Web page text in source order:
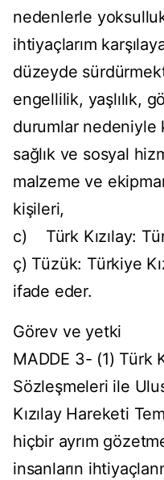
nedenlerle
ihtiyaçlarım
düzeyde
engellilik, yaşlılık,
durumlar nedeniyle
sağlık ve sosyal
malzeme ve
kişileri,
c) Türk Kızılay:
ç) Tüzük: Türkiye
ifade eder.
Görev ve yetki
MADDE 3- (1) Türk
Sözleşmeleri ile
Kızılay Hareketi
hiçbir ayrım
insanların